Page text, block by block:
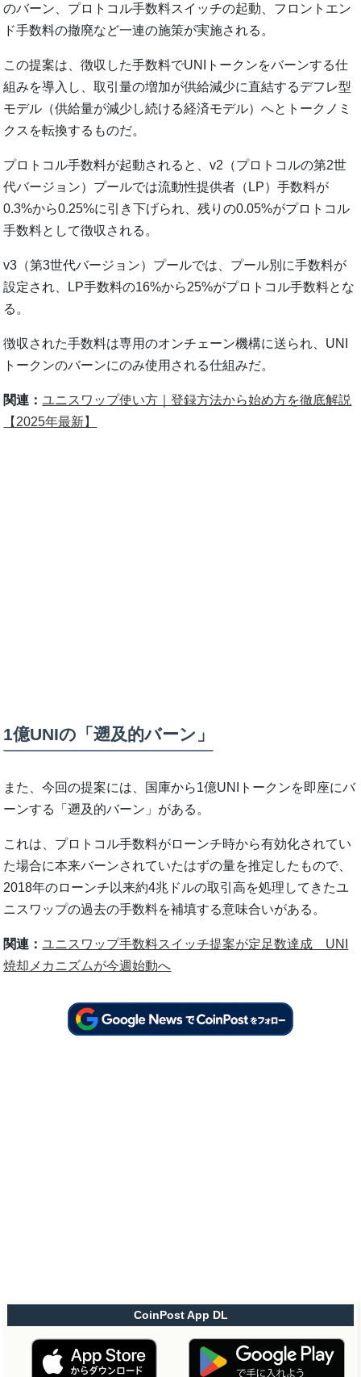
のバーン、プロトコル手数料スイッチの起動、フロントエン
ド手数料の撤廃など一連の施策が実施される。
この提案は、徴収した手数料でUNIトークンをバーンする仕
組みを導入し、取引量の増加が供給減少に直結するデフレ型
モデル（供給量が減少し続ける経済モデル）へとトークノミ
クスを転換するものだ。
プロトコル手数料が起動されると、v2（プロトコルの第2世
代バージョン）プールでは流動性提供者（LP）手数料が
0.3%から0.25%に引き下げられ、残りの0.05%がプロトコル
手数料として徴収される。
v3（第3世代バージョン）プールでは、プール別に手数料が
設定され、LP手数料の16%から25%がプロトコル手数料とな
る。
徴収された手数料は専用のオンチェーン機構に送られ、UNI
トークンのバーンにのみ使用される仕組みだ。
関連：ユニスワップ使い方｜登録方法から始め方を徹底解説
【2025年最新】
1億UNIの「遡及的バーン」
また、今回の提案には、国庫から1億UNIトークンを即座にバ
ーンする「遡及的バーン」がある。
これは、プロトコル手数料がローンチ時から有効化されてい
た場合に本来バーンされていたはずの量を推定したもので、
2018年のローンチ以来約4兆ドルの取引高を処理してきたユ
ニスワップの過去の手数料を補填する意味合いがある。
関連：ユニスワップ手数料スイッチ提案が定足数達成 UNI
焼却メカニズムが今週始動へ
CoinPost App DL